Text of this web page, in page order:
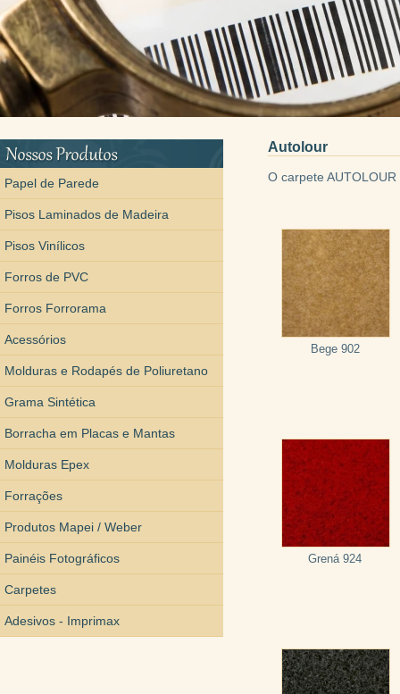
Papel de Parede
Pisos Laminados de Madeira
Pisos Vinílicos
Forros de PVC
Forros Forrorama
Acessórios
Molduras e Rodapés de Poliuretano
Grama Sintética
Borracha em Placas e Mantas
Molduras Epex
Forrações
Produtos Mapei / Weber
Painéis Fotográficos
Carpetes
Adesivos - Imprimax
Autolour
O carpete
Bege 902
Grená 924